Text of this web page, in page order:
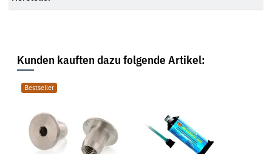
Kunden kauften dazu folgende Artikel:
Bestseller